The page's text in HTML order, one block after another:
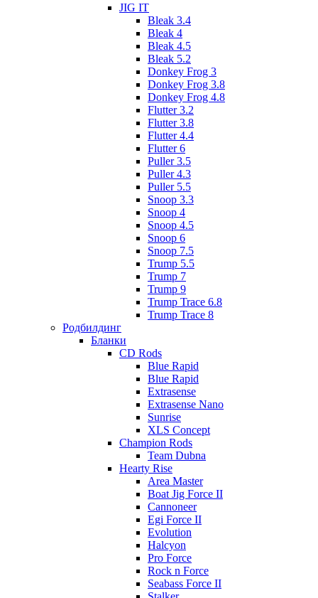
JIG IT
Bleak 3.4
Bleak 4
Bleak 4.5
Bleak 5.2
Donkey Frog 3
Donkey Frog 3.8
Donkey Frog 4.8
Flutter 3.2
Flutter 3.8
Flutter 4.4
Flutter 6
Puller 3.5
Puller 4.3
Puller 5.5
Snoop 3.3
Snoop 4
Snoop 4.5
Snoop 6
Snoop 7.5
Trump 5.5
Trump 7
Trump 9
Trump Trace 6.8
Trump Trace 8
Родбилдинг
Бланки
CD Rods
Blue Rapid
Blue Rapid
Extrasense
Extrasense Nano
Sunrise
XLS Concept
Champion Rods
Team Dubna
Hearty Rise
Area Master
Boat Jig Force II
Cannoneer
Egi Force II
Evolution
Halcyon
Pro Force
Rock n Force
Seabass Force II